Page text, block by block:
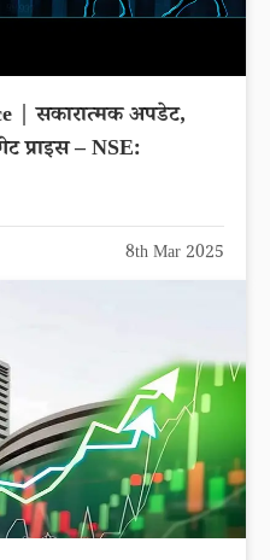
| सकारात्मक अपडेट,
प्राइस – NSE:
8th Mar 2025